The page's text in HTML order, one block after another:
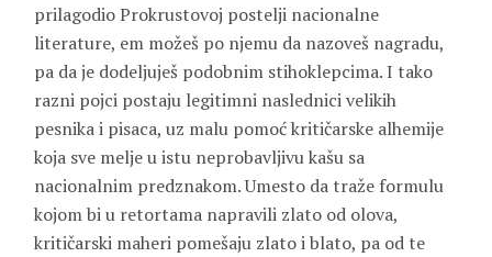
prilagodio Prokrustovoj postelji nacionalne
literature, em možeš po njemu da nazoveš nagradu,
pa da je dodeljuješ podobnim stihoklepcima. I tako
razni pojci postaju legitimni naslednici velikih
pesnika i pisaca, uz malu pomoć kritičarske alhemije
koja sve melje u istu neprobavljivu kašu sa
nacionalnim predznakom. Umesto da traže formulu
kojom bi u retortama napravili zlato od olova,
kritičarski maheri pomešaju zlato i blato, pa od te